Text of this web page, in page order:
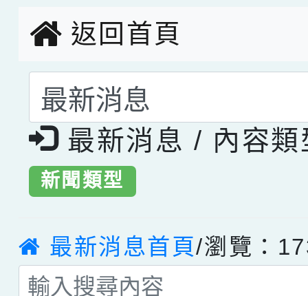
返回首頁
選擇後頁面內容會更
最新消息 / 內容類
新聞類型
最新消息首頁/瀏覽：